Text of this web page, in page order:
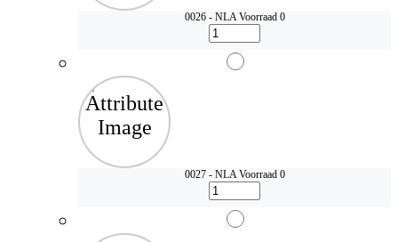
0026 - NLAVoorraad 0
0027 - NLAVoorraad 0